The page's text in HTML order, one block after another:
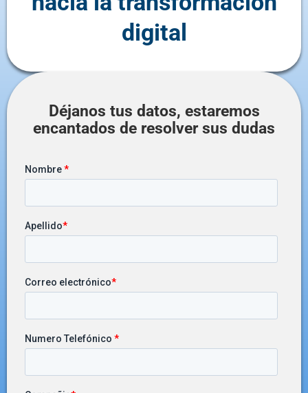
digital
Déjanos tus datos, estaremos
encantados de resolver sus dudas